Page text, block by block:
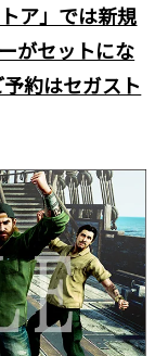
ア」では新規
がセットにな
約はセガスト